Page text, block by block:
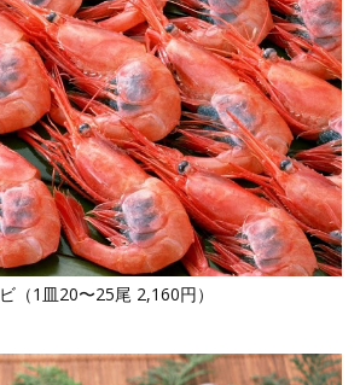
（1皿20〜25尾 2,160円）